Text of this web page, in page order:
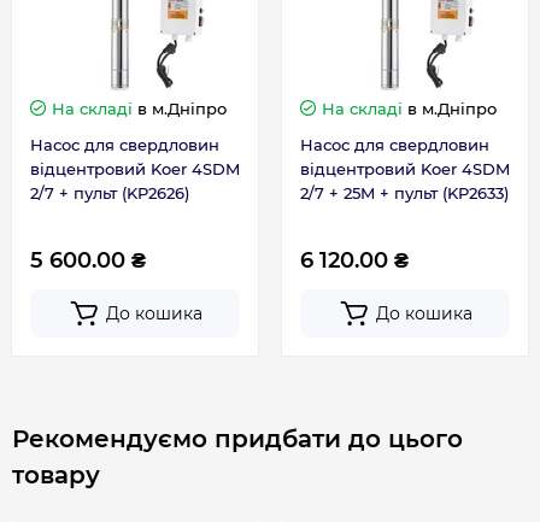
годину з інтервалом 3 хв.
Насосна частина
Напірний патрубок: латунь.
Корпус насосної камери: нержавіюча сталь.
Робочі колеса: технополімери полікарбонат і
поліфеніленоксид (Noryl, Lexan) з додатковим
Вал двигуна: нержавіюча сталь AISI 304
Гарантія виробника на свердловинний насос
Потужність, кВт 0.37
Пульт В комлекті
Тип Відцентровий
Країна бренду
Країна виготовлення Чехія
Вага брутто, кг
На складі в м.Дніпро
Насос для свердловин
відцентровий Koer 4SDM
2/7 + пульт (KP2626)
5 600.00 ₴
До кошика
На складі в м.Дніпро
Насос для свердловин
відцентровий Koer 4SDM
2/7 + 25M + пульт (KP2633)
6 120.00 ₴
До кошика
Рекомендуємо придбати до цього
товару